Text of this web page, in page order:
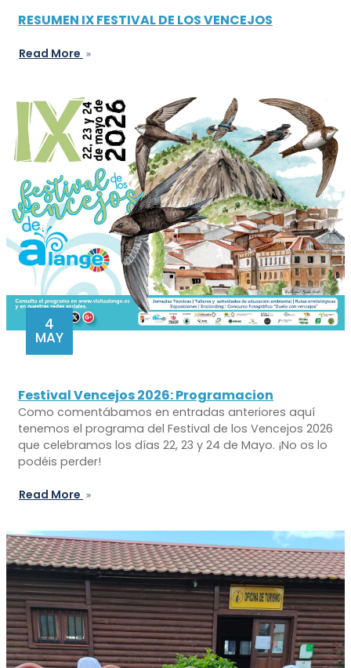
RESUMEN IX FESTIVAL DE LOS VENCEJOS
Read More
4
MAY
Festival Vencejos 2026: Programacion
Como comentábamos en entradas anteriores aquí
tenemos el programa del Festival de los Vencejos 2026
que celebramos los días 22, 23 y 24 de Mayo. ¡No os lo
podéis perder!
Read More